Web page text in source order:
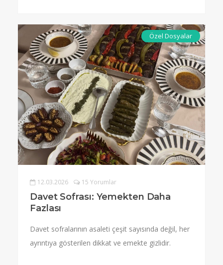
Özel Dosyalar
12.03.2026 15 Yorumlar
Davet Sofrası: Yemekten Daha
Fazlası
Davet sofralarının asaleti çeşit sayısında değil, her
ayrıntıya gösterilen dikkat ve emekte gizlidir.